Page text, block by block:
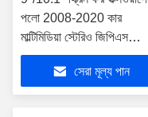
পলো 2008-2020 কার
মাল্টিমিডিয়া স্টেরিও জিপিএস
কারপ্লে প্লেয়ার
সেরা মূল্য পান